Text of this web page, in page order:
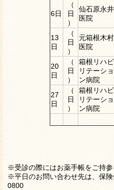
6日
（
日
）
仙石原永井
医院
13
日
（
日
）
元箱根木村
医院
20
日
（
日
）
箱根リハビ
リテーショ
ン病院
27
日
（
日
）
箱根リハビ
リテーショ
ン病院
※受診の際にはお薬手帳をご持参
※平日のお問い合わせ先は、保
0800